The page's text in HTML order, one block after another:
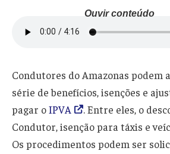
Ouvir conteúdo
Condutores do Amazonas podem
série de benefícios, isenções e
pagar oIPVA
. Entre eles, o
Condutor, isenção para táxis e
Os procedimentos podem ser